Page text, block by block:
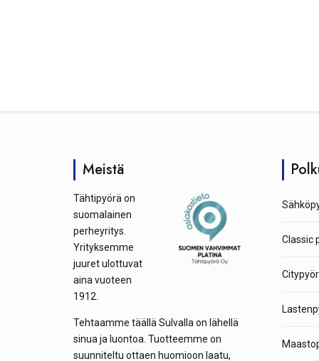
Meistä
Tähtipyörä on
suomalainen
perheyritys.
Yrityksemme
juuret ulottuvat
aina vuoteen
1912.
Tehtaamme täällä Sulvalla on lähellä
sinua ja luontoa. Tuotteemme on
suunniteltu ottaen huomioon laatu,
Classic